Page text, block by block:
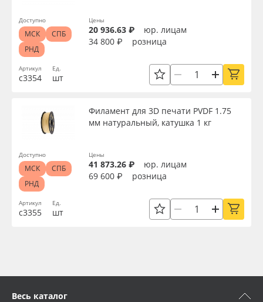
Артикул
с3354
Ед.
шт
Цены
20 936.63 ₽
юр. лицам
34 800 ₽
розница
Доступно
МСК
СПБ
РНД
Артикул
с3355
Филамент для 3D печати PVDF 1.75
мм натуральный, катушка 1 кг
Ед.
шт
Цены
41 873.26 ₽
юр. лицам
69 600 ₽
розница
Доступно
МСК
СПБ
РНД
Весь каталог